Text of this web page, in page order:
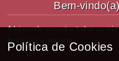
Bem-
A loja onde encontra todos os
familiares e amigos!
Política de Cookies